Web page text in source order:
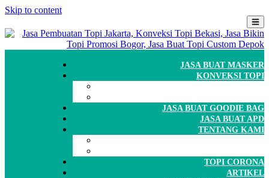
Skip to content
JASA BUAT MASKER
KONVEKSI TOPI
JASA BUAT GOODIE BAG
JASA BUAT APD
TENTANG KAMI
TOPI CORONA
ARTIKEL